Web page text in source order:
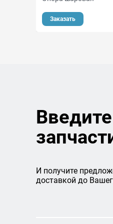
Заказать
И получите
доставкой до